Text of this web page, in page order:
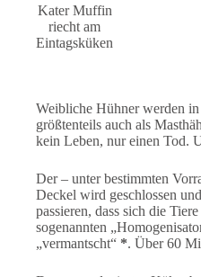
Kater Muffin
riecht am
Eintagsküken
Weibliche Hühner werden
größtenteils auch als
kein Leben, nur einen Tod.
Der – unter bestimmten
Deckel wird geschlossen
passieren, dass sich die
sogenannten
„vermantscht“ *. Über 60